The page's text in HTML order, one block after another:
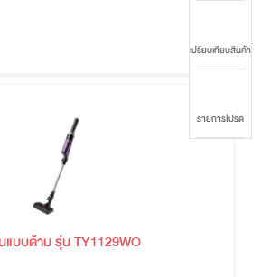
เปรียบเทียบสินค้า
รายการโปรด
แบบด้าม รุ่น TY1129WO